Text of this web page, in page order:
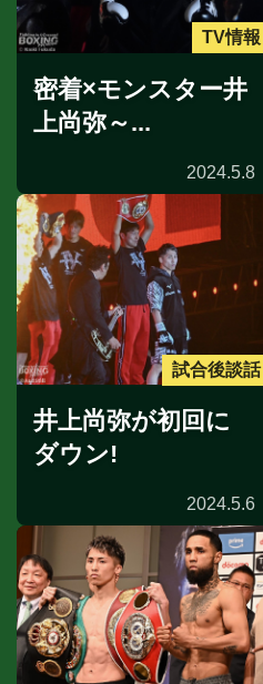
TV情報
密着×モンスター井
上尚弥～...
2024.5.8
試合後談話
井上尚弥が初回に
ダウン!
2024.5.6